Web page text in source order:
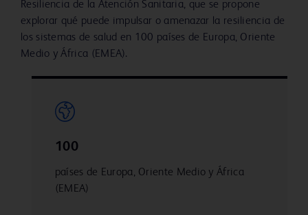
Resiliencia de la Atención Sanitaria, que se propone
explorar qué puede impulsar o amenazar la resiliencia de
los sistemas de salud en 100 países de Europa, Oriente
Medio y África (EMEA).
100
países de Europa, Oriente Medio y África
(EMEA)